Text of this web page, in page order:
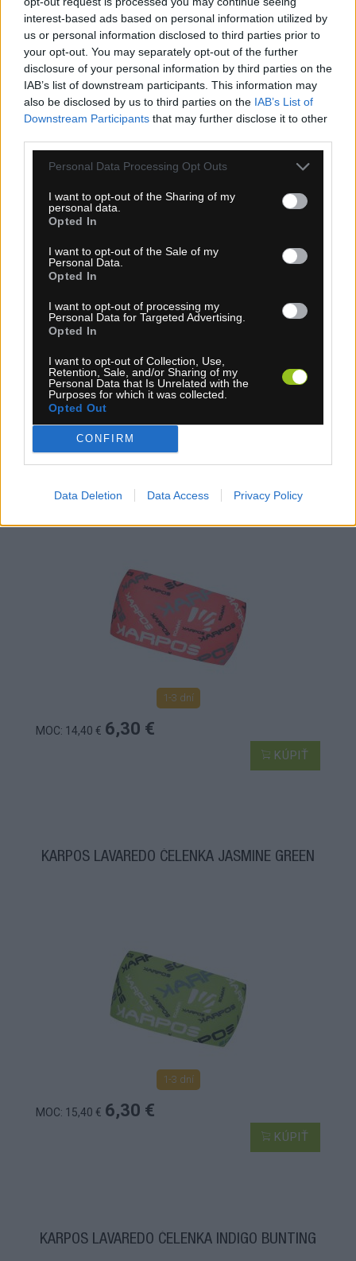
interest-based ads based on personal information utilized by
us or personal information disclosed to third parties prior to
your opt-out. You may separately opt-out of the further
disclosure of your personal information by third parties on the
IAB’s list of downstream participants. This information may
also be disclosed by us to third parties on the IAB’s List of
Downstream Participants that may further disclose it to other
Personal Data Processing Opt Outs
I want to opt-out of the Sharing of my
personal data.
Opted In
I want to opt-out of the Sale of my
Personal Data.
Opted In
I want to opt-out of processing my
Personal Data for Targeted Advertising.
Opted In
I want to opt-out of Collection, Use,
Retention, Sale, and/or Sharing of my
Personal Data that Is Unrelated with the
Purposes for which it was collected.
Opted Out
CONFIRM
Data Deletion Data Access Privacy Policy
KARPOS LAVAREDO ČELENKA BLUE ATOLL
1-3 dní
KÚPIŤ
1-3 dní
MOC: 14,40 € 6,30 €
KÚPIŤ
KARPOS LAVAREDO ČELENKA JASMINE GREEN
1-3 dní
MOC: 15,40 € 6,30 €
KÚPIŤ
KARPOS LAVAREDO ČELENKA INDIGO BUNTING